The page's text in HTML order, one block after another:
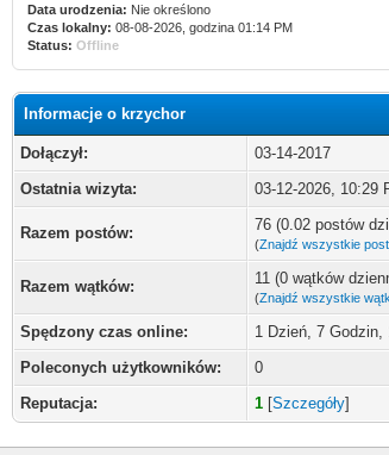
Data urodzenia: Nie określono
Czas lokalny: 08-08-2026, godzina 01:14 PM
Status: Offline
Informacje o krzychor
Dołączył:
03-14-2017
Ostatnia wizyta:
03-12-2026, 10:29
Razem postów: 76 (0.02 postów
(Znajdź wszystkie
Razem wątków: 11 (0 wątków
(Znajdź wszystkie
Spędzony czas online:
1 Dzień, 7 Godzin,
Poleconych użytkowników:
0
Reputacja:
1 [Szczegóły]